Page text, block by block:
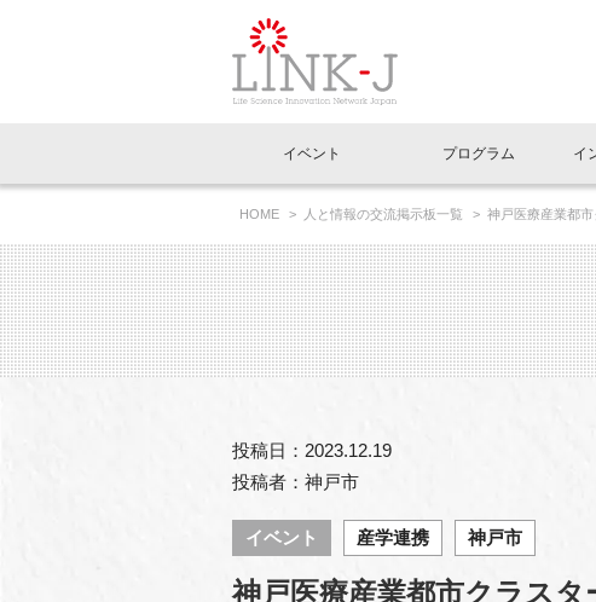
イベントお知らせメール登録
イベント
イベント一覧
LINK-J主催・共催 特別会員開
LINK-J協賛・協力 出展・参加
プログラム
Out of Box相談室
イ
インタビュー・コラム一覧
スペシャルインタビュー
連載コラム
ニュース一覧
トピック プレスリリ
メディア情報 海外関連
協賛・協力
理事長挨拶
国内外連携
組織概要
特別会員一覧
専用メニューはこちら
ラウンジ・会議室
アクセス
HOME 人と情報の交流掲示板一覧 神戸医療産業都
投稿日：2023.12.19
投稿者：神戸市
イベント 産学連携 神戸市
神戸医療産業都市クラス